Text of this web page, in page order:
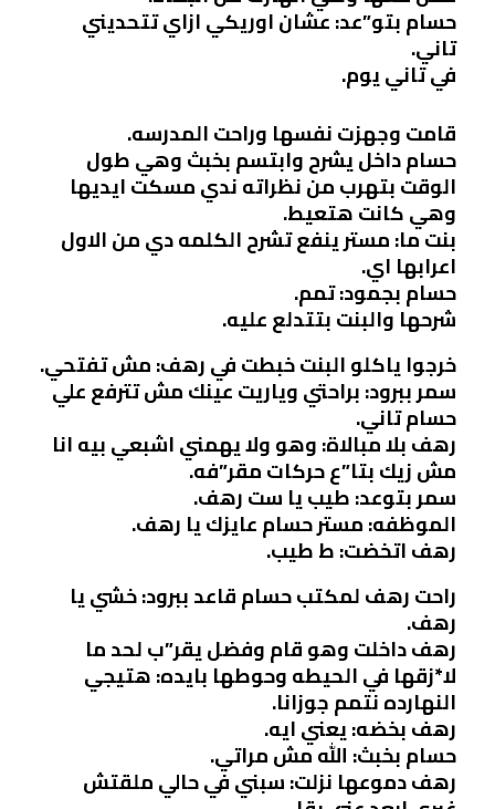
حسام بتو”عد: عشان اوريكي ازاي تتحديني
تاني.
في تاني يوم.
قامت وجهزت نفسها وراحت المدرسه.
حسام داخل يشرح وابتسم بخبث وهي طول
الوقت بتهرب من نظراته ندي مسكت ايديها
وهي كانت هتعيط.
بنت ما: مستر ينفع تشرح الكلمه دي من الاول
اعرابها اي.
حسام بجمود: تمم.
شرحها والبنت بتتدلع عليه.
خرجوا ياكلو البنت خبطت في رهف: مش تفتحي.
سمر ببرود: براحتي وياريت عينك مش تترفع علي
حسام تاني.
رهف بلا مبالاة: وهو ولا يهمني اشبعي بيه انا
مش زيك بتا”ع حركات مقر”فه.
سمر بتوعد: طيب يا ست رهف.
الموظفه: مستر حسام عايزك يا رهف.
رهف اتخضت: ط طيب.
راحت رهف لمكتب حسام قاعد ببرود: خشي يا
رهف.
رهف داخلت وهو قام وفضل يقر”ب لحد ما
لا*زقها في الحيطه وحوطها بايده: هتيجي
النهارده نتمم جوزانا.
رهف بخضه: يعني ايه.
حسام بخبث: الله مش مراتي.
رهف دموعها نزلت: سبني في حالي ملقتش